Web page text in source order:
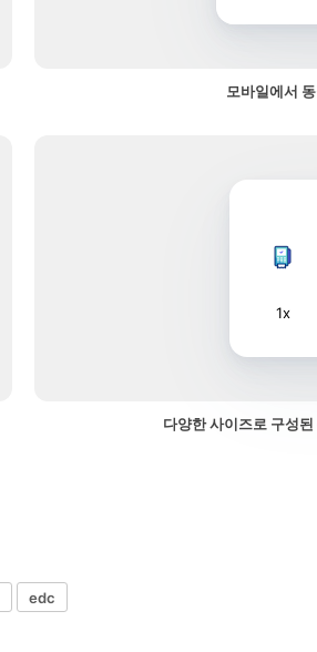
모바일에서
1x
다양한 사이즈로 구성
edc